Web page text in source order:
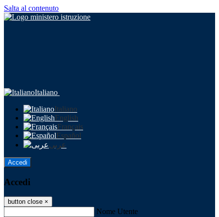
Salta al contenuto
Italiano
Italiano
English
Français
Español
عربى
Accedi
Accedi
button close ×
Nome Utente